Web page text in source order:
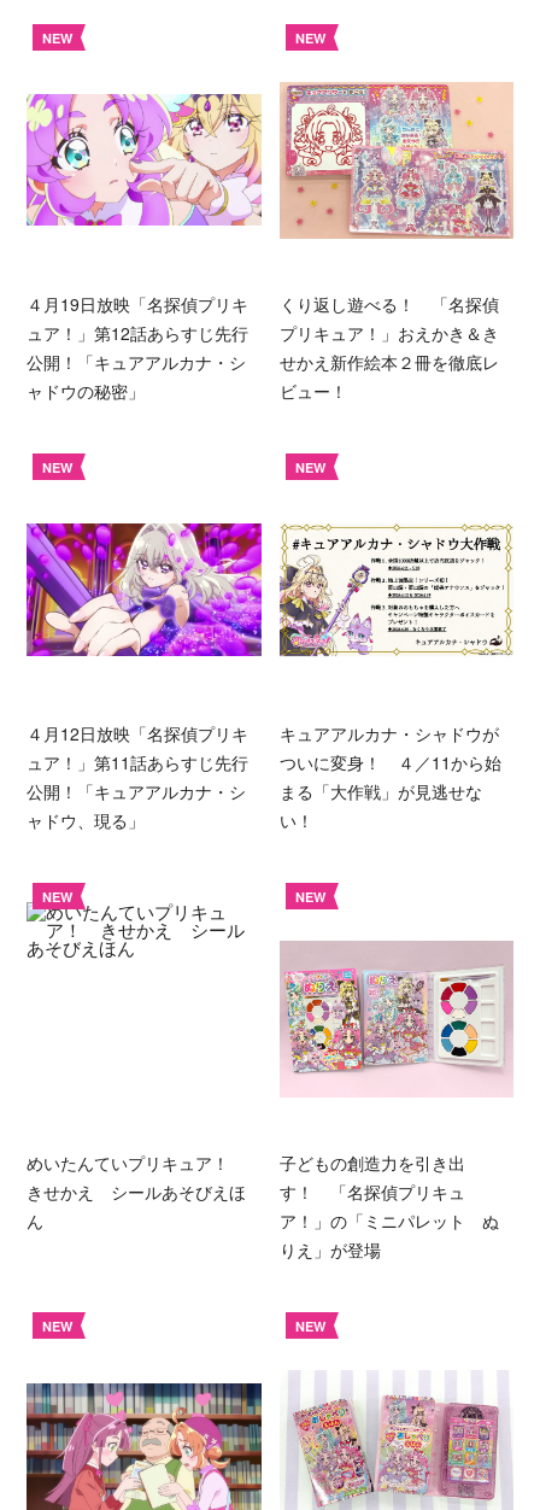
NEW
４月19日放映「名探偵プリキ
ュア！」第12話あらすじ先行
公開！「キュアアルカナ・シ
ャドウの秘密」
NEW
くり返し遊べる！ 「名探偵
プリキュア！」おえかき＆き
せかえ新作絵本２冊を徹底レ
ビュー！
NEW
４月12日放映「名探偵プリキ
ュア！」第11話あらすじ先行
公開！「キュアアルカナ・シ
ャドウ、現る」
NEW
キュアアルカナ・シャドウが
ついに変身！ ４／11から始
まる「大作戦」が見逃せな
い！
NEW
めいたんていプリキュア！
きせかえ シールあそびえほ
ん
NEW
子どもの創造力を引き出
す！ 「名探偵プリキュ
ア！」の「ミニパレット ぬ
りえ」が登場
NEW NEW